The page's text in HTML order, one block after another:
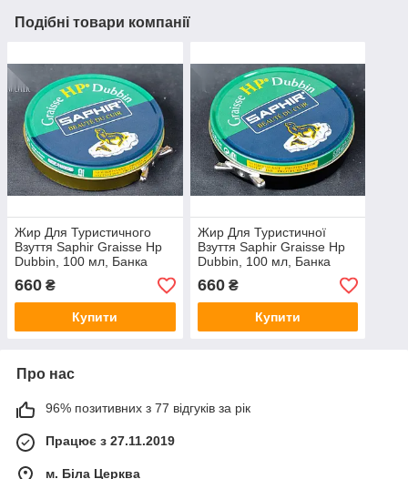
Подібні товари компанії
Жир Для Туристичного
Взуття Saphir Graisse Hp
Dubbin, 100 мл, Банка
метал, безбарвний (0704)
660 ₴
Купити
Жир Для Туристичної
Взуття Saphir Graisse Hp
Dubbin, 100 мл, Банка
метал, кол. чорний (0704)
660₴
Купити
Про нас
96% позитивних з 77 відгуків за рік
Працює з 27.11.2019
м. Біла Церква